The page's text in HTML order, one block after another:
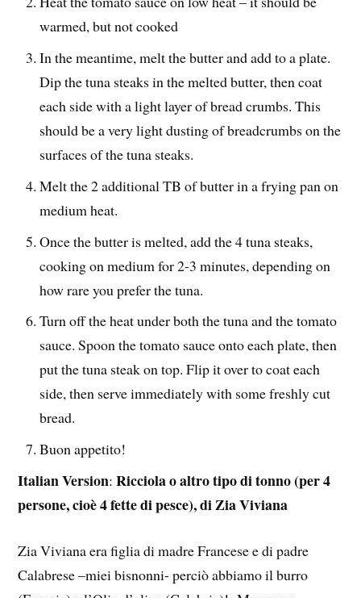
warmed, but not cooked
In the meantime, melt the butter and add to a plate.
Dip the tuna steaks in the melted butter, then coat
each side with a light layer of bread crumbs. This
should be a very light dusting of breadcrumbs on the
surfaces of the tuna steaks.
Melt the 2 additional TB of butter in a frying pan on
medium heat.
Once the butter is melted, add the 4 tuna steaks,
cooking on medium for 2-3 minutes, depending on
how rare you prefer the tuna.
Turn off the heat under both the tuna and the tomato
sauce. Spoon the tomato sauce onto each plate, then
put the tuna steak on top. Flip it over to coat each
side, then serve immediately with some freshly cut
bread.
Buon appetito!
Italian Version:Ricciola o altro tipo di tonno (per 4
persone, cioè 4 fette di pesce), di Zia Viviana
Zia Viviana era figlia di madre Francese e di padre
Calabrese –miei bisnonni- perciò abbiamo il burro